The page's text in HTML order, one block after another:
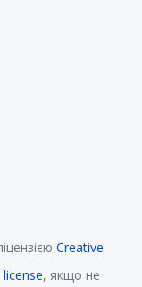
Creative
, якщо не